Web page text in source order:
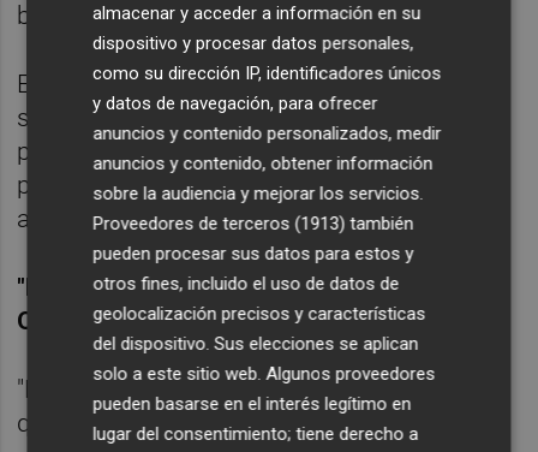
basado en valores del siglo XXI".
En este punto, Puig ha lanzado un órdago a
sus militantes y ha defendido que "deben
pensar en qué pueden ayudar ellos al
partido, más que en qué puede el partido
ayudarles a ellos".
"ENVIAMOS UN SOS A TODOS LOS QUE
QUIERAN AYUDARNOS"
"Enviamos un SOS a todos aquellos que
quieran ayudarnos", ha subrayado Puig,
almacenar y acceder a información en su
dispositivo y procesar datos personales,
como su dirección IP, identificadores únicos
y datos de navegación, para ofrecer
anuncios y contenido personalizados, medir
anuncios y contenido, obtener información
sobre la audiencia y mejorar los servicios.
Proveedores de terceros (1913) también
pueden procesar sus datos para estos y
otros fines, incluido el uso de datos de
geolocalización precisos y características
del dispositivo. Sus elecciones se aplican
solo a este sitio web. Algunos proveedores
pueden basarse en el interés legítimo en
lugar del consentimiento; tiene derecho a